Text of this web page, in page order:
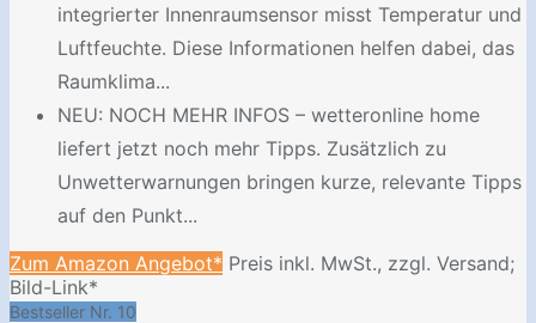
integrierter Innenraumsensor misst Temperatur und
Luftfeuchte. Diese Informationen helfen dabei, das
Raumklima...
NEU: NOCH MEHR INFOS – wetteronline home
liefert jetzt noch mehr Tipps. Zusätzlich zu
Unwetterwarnungen bringen kurze, relevante Tipps
auf den Punkt...
Zum Amazon Angebot* Preis inkl. MwSt., zzgl. Versand;
Bild-Link*
Bestseller Nr. 10